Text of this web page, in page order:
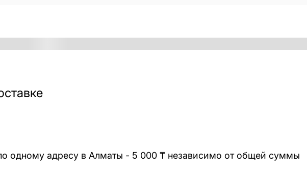
одному адресу в Алматы - 5 000 ₸ независимо от общей суммы